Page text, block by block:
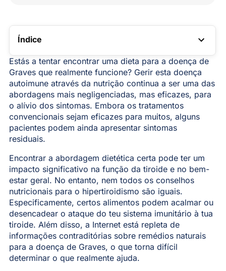
Índice
LIGAÇÃO TOC
Estás a tentar encontrar uma dieta para a doença de
Graves que realmente funcione? Gerir esta doença
autoimune através da nutrição continua a ser uma das
abordagens mais negligenciadas, mas eficazes, para
o alívio dos sintomas. Embora os tratamentos
convencionais sejam eficazes para muitos, alguns
pacientes podem ainda apresentar sintomas
residuais.
Encontrar a abordagem dietética certa pode ter um
impacto significativo na função da tiroide e no bem-
estar geral. No entanto, nem todos os conselhos
nutricionais para o hipertiroidismo são iguais.
Especificamente, certos alimentos podem acalmar ou
desencadear o ataque do teu sistema imunitário à tua
tiroide. Além disso, a Internet está repleta de
informações contraditórias sobre remédios naturais
para a doença de Graves, o que torna difícil
determinar o que realmente ajuda.